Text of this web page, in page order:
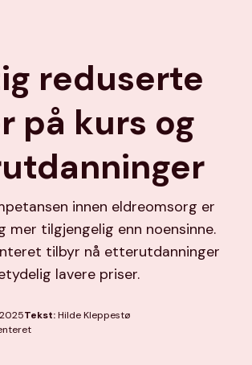
reduserte
på kurs og
innen eldreomsorg er
mer tilgjengelig enn noensinne.
tilbyr nå etterutdanninger
lavere priser.
Tekst:Hilde Kleppestø